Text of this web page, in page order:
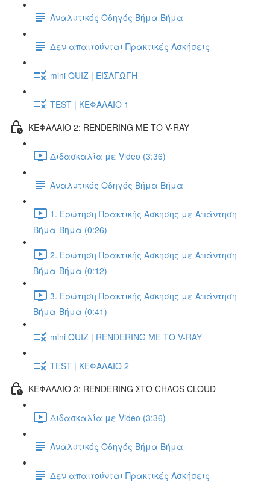
Αναλυτικός Οδηγός Βήμα Βήμα
Δεν απαιτούνται Πρακτικές Ασκήσεις
mini QUIZ | ΕΙΣΑΓΩΓΗ
TEST | ΚΕΦΑΛΑΙΟ 1
ΚΕΦΑΛΑΙΟ 2: RENDERING ΜΕ ΤΟ V-RAY
Διδασκαλία με Video (3:36)
Αναλυτικός Οδηγός Βήμα Βήμα
1. Ερώτηση Πρακτικής Άσκησης με Απάντηση
Βήμα-Βήμα (0:26)
2. Ερώτηση Πρακτικής Άσκησης με Απάντηση
Βήμα-Βήμα (0:12)
3. Ερώτηση Πρακτικής Άσκησης με Απάντηση
Βήμα-Βήμα (0:41)
mini QUIZ | RENDERING ΜΕ ΤΟ V-RAY
TEST | ΚΕΦΑΛΑΙΟ 2
ΚΕΦΑΛΑΙΟ 3: RENDERING ΣΤΟ CHAOS CLOUD
Διδασκαλία με Video (3:36)
Αναλυτικός Οδηγός Βήμα Βήμα
Δεν απαιτούνται Πρακτικές Ασκήσεις